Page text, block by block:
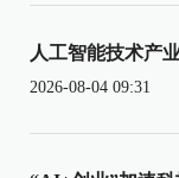
人工智能技术产
2026-08-04 09:31